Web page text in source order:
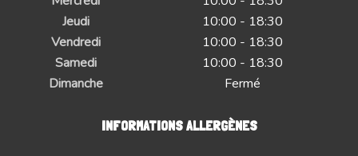
Jeudi
10:00 - 18:30
Vendredi
10:00 - 18:30
Samedi
10:00 - 18:30
Dimanche
Fermé
INFORMATIONS ALLERGÈNES